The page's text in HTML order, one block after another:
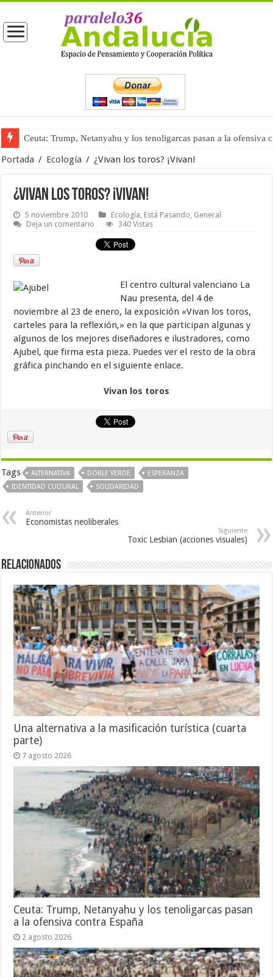
Ceuta: Trump, Netanyahu y los tenoligarcas pasan a la ofensiva
La masificación turística (tercera parte)
Portada / Ecología / ¿Vivan los toros? ¡Vivan!
¿Vivan los toros? ¡Vivan!
5 noviembre 2010 Ecología, Está Pasando, General
Deja un comentario
340 Vistas
El centro cultural valenciano La
Nau presenta, del 4 de
noviembre al 23 de enero, la exposición «Vivan los toros,
carteles para la reflexión,» en la que participan algunas y
algunos de los mejores diseñadores e ilustradores, como
Ajubel, que firma esta pieza. Puedes ver el resto de la obra
gráfica pinchando en el siguiente enlace.
Vivan los toros
Tags ALTERNATIVA DOBLE VERDE
ESPERANZA
IDENTIDAD CULTURAL
SOLIDARIDAD
Anterior
Economistas neoliberales
Siguiente
Toxic Lesbian (acciones visuales)
Relacionados
Una alternativa a la masificación turística (cuarta
parte)
7 agosto 2026
Ceuta: Trump, Netanyahu y los tenoligarcas pasan
a la ofensiva contra España
2 agosto 2026